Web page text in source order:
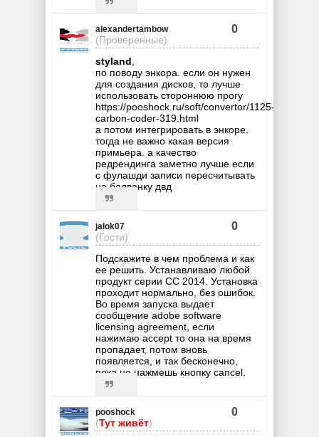
alexandertambow
(Проверенные)
0
styland
по поводу энкора. если он нужен
для создания дисков, то лучше
использовать стороннюю прогу
https://pooshock.ru/soft/convertor/1125-
carbon-coder-319.html
а потом интегрировать в энкоре.
тогда не важно какая версия
примьера. а качество
редрендинга заметно лучше если
с фулашди записи пересчитывать
на болванку двд
jalok07
(Гости)
0
Подскажите в чем проблема и как
ее решить. Устанавливаю любой
продукт серии CC 2014. Установка
проходит нормально, без ошибок.
Во время запуска выдает
сообщение adobe software
licensing agreement, если
нажимаю accept то она на время
пропадает, потом вновь
появляется, и так бесконечно,
пока не нажмешь кнопку cancel.
pooshock
(Тут живёт)
0